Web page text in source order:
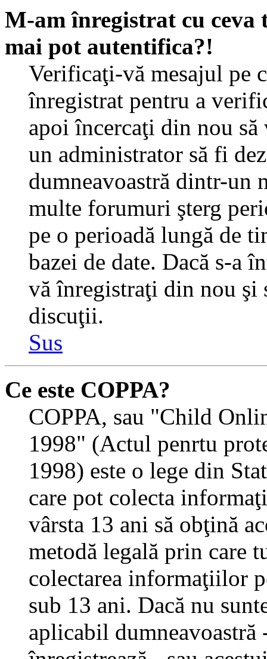
M-am înregistrat cu
mai pot autentifica?!
Verificaţi-vă mesajul pe
înregistrat pentru a
apoi încercaţi din nou
un administrator să fi
dumneavoastră dintr-un
multe forumuri şterg
pe o perioadă lungă de
bazei de date. Dacă s-a
vă înregistraţi din nou
discuţii.
Sus
Ce este COPPA?
COPPA, sau "Child
1998" (Actul penrtu
1998) este o lege din
care pot colecta
vârsta 13 ani să obţină
metodă legală prin care
colectarea informaţiilor
sub 13 ani. Dacă nu
aplicabil dumneavoastră